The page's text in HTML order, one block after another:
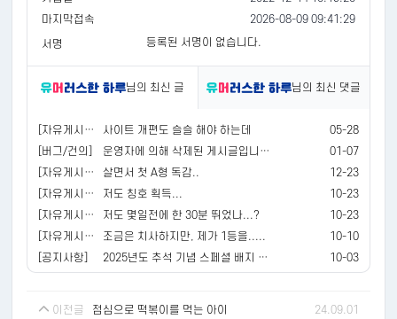
마지막접속
2026-08-09 09:41:29
서명
등록된 서명이 없습니다.
님의 최신 글 님의 최신 댓글
[자유게시판] 사이트 개편도 슬슬 해야 하는데
05-28
[버그/건의]
운영자에 의해 삭제된 게시글입니다.
01-07
[자유게시판]
살면서 첫 A형 독감..
12-23
[자유게시판]
저도 칭호 획득...
10-23
[자유게시판]
저도 몇일전에 한 30분 뛰었나...?
10-23
[자유게시판]
조금은 치사하지만, 제가 1등을.....
10-10
[공지사항]
2025년도 추석 기념 스페셜 배지 및 포인트 / 경험치 지급 안내 10-03
이전글 점심으로 떡볶이를 먹는 아이 24.09.01